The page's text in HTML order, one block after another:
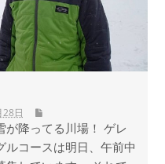
日
が降ってる川場！ ゲレ
ルコースは明日、午前中